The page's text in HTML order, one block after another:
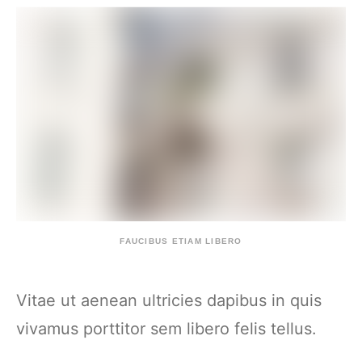
FAUCIBUS ETIAM LIBERO
Vitae ut aenean ultricies dapibus in quis
vivamus porttitor sem libero felis tellus.